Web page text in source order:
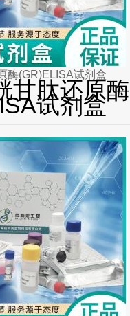
酶(GR)ELISA试剂盒
甘肽还原酶
试剂盒